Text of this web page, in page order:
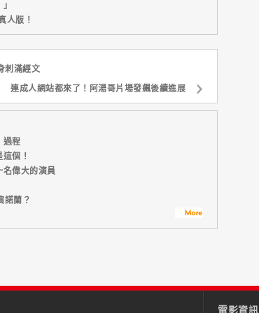
人版！
刺滿經文
連成人網站都來了！阿湯哥片場發飆後續進展
過程
個！
偉大的演員
諾蘭？
電影資訊